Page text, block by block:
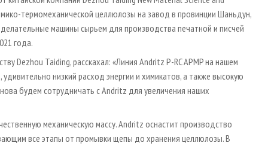
термомеханической целлюлозы на завод в провинции Шаньдун,
машины сырьем для производства печатной и писчей
года.
Dezhou Taiding, расскахал: «Линия Andritz P-RC APMP на нашем
низкий расход энергии и химикатов, а также высокую
будем сотрудничать с Andritz для увеличения наших
механическую массу. Andritz оснастит производство
все этапы от промывки щепы до хранения целлюлозы. В